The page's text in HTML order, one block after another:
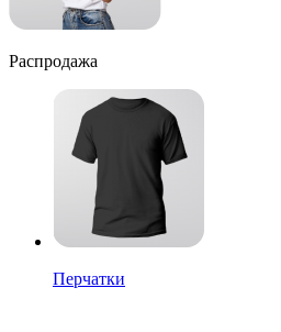
Распродажа
Перчатки